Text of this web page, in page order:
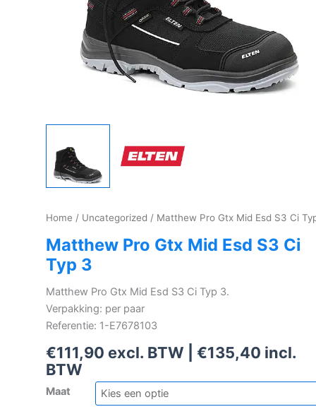
Home / Uncategorized / Matthew Pro Gtx Mid Esd S3 Ci
Matthew Pro Gtx Mid Esd S3 Ci
Typ 3
Matthew Pro Gtx Mid Esd S3 Ci Typ 3.
Verpakking: per paar
Referentie: 1-E7678103
€111,90 excl. BTW | €135,40 incl.
BTW
Maat